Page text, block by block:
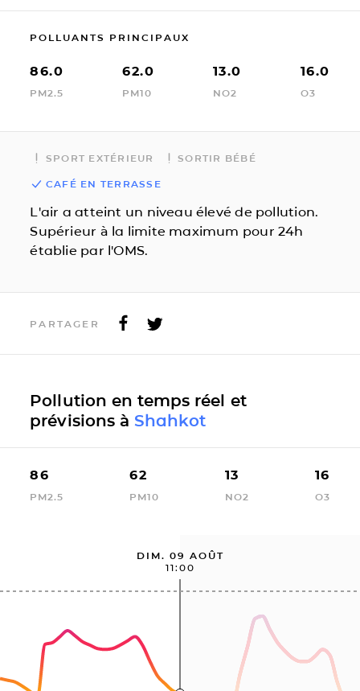
POLLUANTS PRINCIPAUX
86.0
PM2.5
62.0
PM10
13.0
NO2
16.0
O3
SPORT EXTÉRIEUR SORTIR BÉBÉ
CAFÉ EN TERRASSE
L'air a atteint un niveau élevé de pollution.
Supérieur à la limite maximum pour 24h
établie par l'OMS.
PARTAGER
Pollution en temps réel et
prévisions à Shahkot
86
PM2.5
62
PM10
13
NO2
16
O3
DIM. 09 AOÛT
11:00